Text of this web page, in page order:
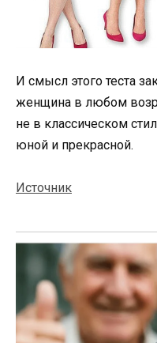
И смысл этого теста
женщина в любом
не в классическом
юной и прекрасной.
Источник